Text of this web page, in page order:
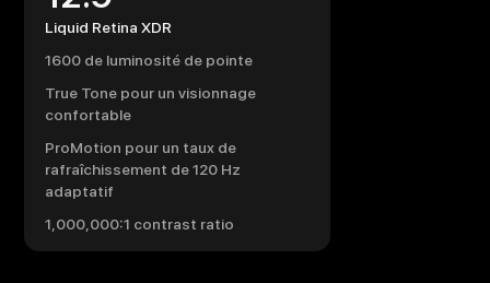
Liquid Retina XDR
1600 de luminosité de pointe
True Tone pour un visionnage
confortable
ProMotion pour un taux de
rafraîchissement de 120 Hz
adaptatif
1,000,000:1 contrast ratio